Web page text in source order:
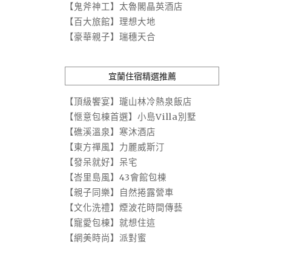
【鬼斧神工】太魯閣晶英酒店
【百大旅館】理想大地
【豪華親子】瑞穗天合
宜蘭住宿精選推薦
【頂級饗宴】瓏山林冷熱泉飯店
【愜意包棟首選】小島Villa別墅
【礁溪溫泉】寒沐酒店
【東方禪風】力麗威斯汀
【發呆就好】呆宅
【峇里島風】43會館包棟
【親子同樂】自然捲露營車
【文化洗禮】煙波花時間傳藝
【寵愛包棟】就想住這
【網美時尚】派對蜜